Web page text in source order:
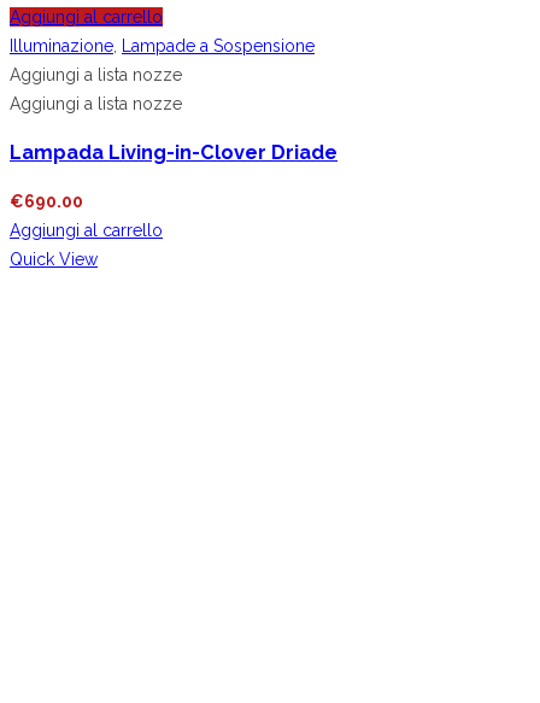
Aggiungi al carrello
Illuminazione, Lampade a Sospensione
Aggiungi a lista nozze
Aggiungi a lista nozze
Lampada Living-in-Clover Driade
€690.00
Aggiungi al carrello
Quick View